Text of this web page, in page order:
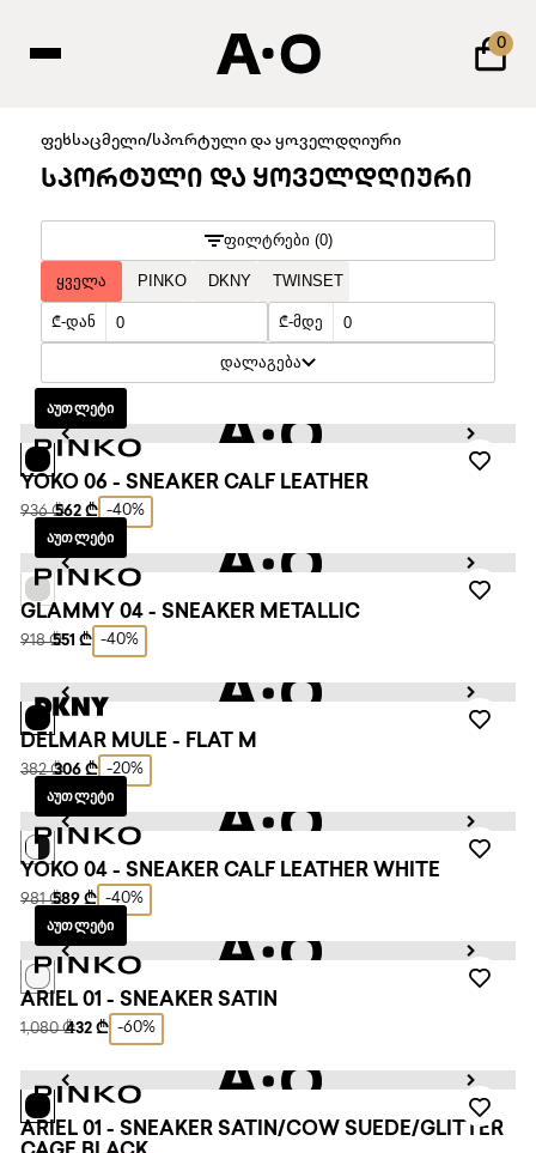
0
ფეხსაცმელი/სპორტული და ყოველდღიური
ᲡᲞᲝᲠᲢᲣᲚᲘ ᲓᲐ ᲧᲝᲕᲔᲚᲓᲦᲘᲣᲠᲘ
ᲤᲘᲚᲢᲠᲔᲑᲘ (0)
ᲧᲕᲔᲚᲐ PINKO DKNY TWINSET
₾-ᲓᲐᲜ ₾-ᲛᲓᲔ
ᲓᲐᲚᲐᲒᲔᲑᲐ
ᲐᲣᲗᲚᲔᲢᲘ
YOKO 06 - SNEAKER CALF LEATHER
936 ₾562 ₾ -40%
ᲐᲣᲗᲚᲔᲢᲘ
GLAMMY 04 - SNEAKER METALLIC
918 ₾551 ₾ -40%
DELMAR MULE - FLAT M
382 ₾306 ₾ -20%
ᲐᲣᲗᲚᲔᲢᲘ
YOKO 04 - SNEAKER CALF LEATHER WHITE
981 ₾589 ₾ -40%
ᲐᲣᲗᲚᲔᲢᲘ
ARIEL 01 - SNEAKER SATIN
1,080 ₾432 ₾ -60%
ARIEL 01 - SNEAKER SATIN/COW SUEDE/GLITTER